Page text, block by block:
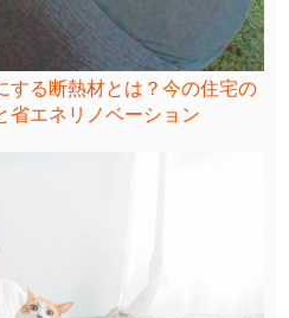
する断熱材とは？今の住宅の
省エネリノベーション